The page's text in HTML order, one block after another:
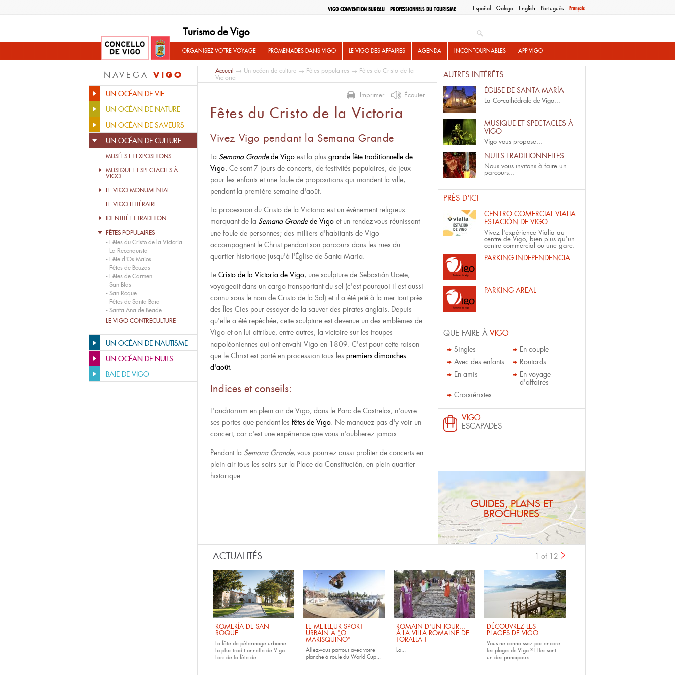
Español Galego English Português Français
VIGO CONVENTION BUREAU PROFESSIONNELS DU TOURISME
Turismo de Vigo
ORGANISEZ VOTRE VOYAGE PROMENADES DANS VIGO LE VIGO DES AFFAIRES AGENDA INCONTOURNABLES APP VIGO
NAVEGA VIGO
UN OCÉAN DE VIE
UN OCÉAN DE NATURE
UN OCÉAN DE SAVEURS
UN OCÉAN DE CULTURE
MUSÉES ET EXPOSITIONS
MUSIQUE ET SPECTACLES À
VIGO
LE VIGO MONUMENTAL
LE VIGO LITTÉRAIRE
IDENTITÉ ET TRADITION
FÊTES POPULAIRES
- Fêtes du Cristo de la Victoria
- La Reconquista
- Fête d'Os Maios
- Fêtes de Bouzas
- Fêtes de Carmen
- San Blas
- San Roque
- Fêtes de Santa Baia
- Santa Ana de Beade
LE VIGO CONTRECULTURE
UN OCÉAN DE NAUTISME
UN OCÉAN DE NUITS
BAIE DE VIGO
Accueil → Un océan de culture → Fêtes populaires → Fêtes du Cristo de la
Victoria
Imprimer Écouter
Fêtes du Cristo de la Victoria
Vivez Vigo pendant la Semana Grande
La Semana Grandede Vigo est la plus grande fête traditionnelle de
Vigo. Ce sont 7 jours de concerts, de festivités populaires, de jeux
pour les enfants et une foule de propositions qui inondent la ville,
pendant la première semaine d'août.
La procession du Cristo de la Victoria est un évènement religieux
marquant de la Semana Grandede Vigo et un rendez-vous réunissant
une foule de personnes; des milliers d'habitants de Vigo
accompagnent le Christ pendant son parcours dans les rues du
quartier historique jusqu'à l'Église de Santa María.
Le Cristo de la Victoria de Vigo, une sculpture de Sebastián Ucete,
voyageait dans un cargo transportant du sel (c'est pourquoi il est aussi
connu sous le nom de Cristo de la Sal) et il a été jeté à la mer tout près
des Îles Cíes pour essayer de la sauver des pirates anglais. Depuis
qu'elle a été repêchée, cette sculpture est devenue un des emblèmes de
Vigo et on lui attribue, entre autres, la victoire sur les troupes
napoléoniennes qui ont envahi Vigo en 1809. C'est pour cette raison
que le Christ est porté en procession tous les premiers dimanches
d'août.
Indices et conseils:
L'auditorium en plein air de Vigo, dans le Parc de Castrelos, n'ouvre
ses portes que pendant les fêtes de Vigo. Ne manquez pas d'y voir un
concert, car c'est une expérience que vous n'oublierez jamais.
Pendant la Semana Grande, vous pourrez aussi profiter de concerts en
plein air tous les soirs sur la Place da Constitución, en plein quartier
historique.
AUTRES INTÉRÊTS
ÉGLISE DE SANTA MARÍA
La Co-cathédrale de Vigo...
MUSIQUE ET SPECTACLES À
VIGO
Vigo vous propose...
NUITS TRADITIONNELLES
Nous vous invitons à faire un
parcours...
PRÈS D'ICI
CENTRO COMERCIAL VIALIA
ESTACIÓN DE VIGO
Vivez l'expérience Vialia au
centre de Vigo, bien plus qu'un
centre commercial ou une gare.
PARKING INDEPENDENCIA
PARKING AREAL
QUE FAIRE À VIGO
Singles
En couple
Avec des enfants
Routards
En amis
En voyage
d'affaires
Croisiéristes
VIGO
ESCAPADES
GUIDES, PLANS ET
BROCHURES
ACTUALITÉS
ROMERÍA DE SAN
ROQUE
La fête de pèlerinage urbaine
la plus traditionnelle de Vigo
Lors de la fête de ...
LE MEILLEUR SPORT
URBAIN À "O
MARISQUIÑO"
Allez-vous partout avec votre
planche à rouledu World Cup...
ROMAIN D'UN JOUR...
À LA VILLA ROMAINE DE
TORALLA !
La...
DÉCOUVREZ LES
PLAGES DE VIGO
Vous ne connaissez pas encore
les plages de Vigo ? Elles sont
un des principaux...
1 of 12